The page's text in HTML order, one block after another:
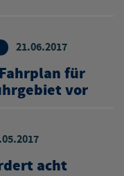
21.06.2017
für
vor
acht